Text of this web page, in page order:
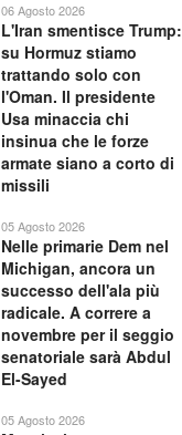
06 Agosto 2026
L'Iran smentisce Trump:
su Hormuz stiamo
trattando solo con
l'Oman. Il presidente
Usa minaccia chi
insinua che le forze
armate siano a corto di
missili
05 Agosto 2026
Nelle primarie Dem nel
Michigan, ancora un
successo dell'ala più
radicale. A correre a
novembre per il seggio
senatoriale sarà Abdul
El-Sayed
05 Agosto 2026